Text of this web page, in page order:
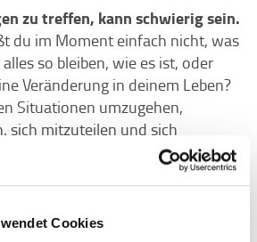
Cookies
zu treffen, kann schwierig sein.
du im Moment einfach nicht, was
so bleiben, wie es ist, oder
Veränderung in deinem Leben?
Situationen umzugehen,
sich mitzuteilen und sich
zu holen. Professionelle Beratung
Veränderungsprozess eine
wirst du dir über deine